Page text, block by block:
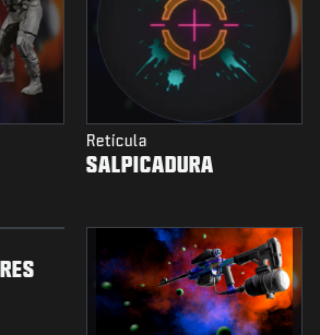
Retícula
SALPICADURA